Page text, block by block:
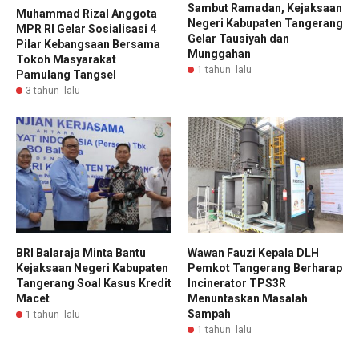
Muhammad Rizal Anggota
MPR RI Gelar Sosialisasi 4
Pilar Kebangsaan Bersama
Tokoh Masyarakat
Pamulang Tangsel
3 tahun lalu
Sambut Ramadan, Kejaksaan
Negeri Kabupaten Tangerang
Gelar Tausiyah dan
Munggahan
1 tahun lalu
BRI Balaraja Minta Bantu
Kejaksaan Negeri Kabupaten
Tangerang Soal Kasus Kredit
Macet
1 tahun lalu
Wawan Fauzi Kepala DLH
Pemkot Tangerang Berharap
Incinerator TPS3R
Menuntaskan Masalah
Sampah
1 tahun lalu